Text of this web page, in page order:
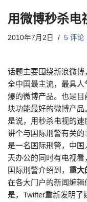
用微博秒杀电
2010年7月2日 5 评论
话题主要围绕新浪微博
全中国最主流，最具人
爆的微博产品。也是目
块功能最好的微博产品
是说，用秒杀电视的速
讲个与国际刑警有关
是一名国际刑警，中
天办公的同时有电视看
国际刑警介绍到， 重大
在各大门户的新闻编
是，Twitter重新发明